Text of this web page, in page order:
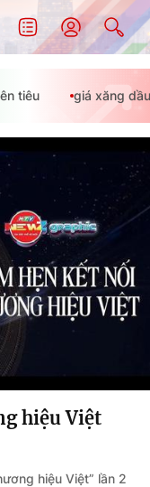
tiêu giá xăng dầu
hiệu Việt
hiệu Việt” lần 2